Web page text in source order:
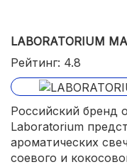
LABORATORIUM
Рейтинг: 4.8
Российский бренд
Laboratorium
ароматических
соевого и